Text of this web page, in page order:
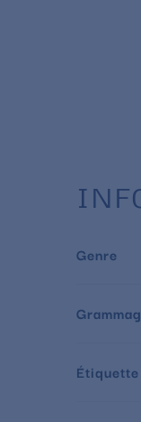
Genre
Étiquette